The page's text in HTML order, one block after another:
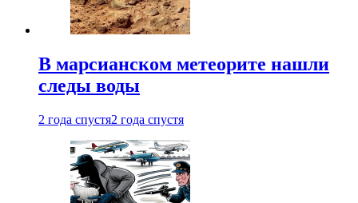
В марсианском метеорите нашли
следы воды
2 года спустя2 года спустя